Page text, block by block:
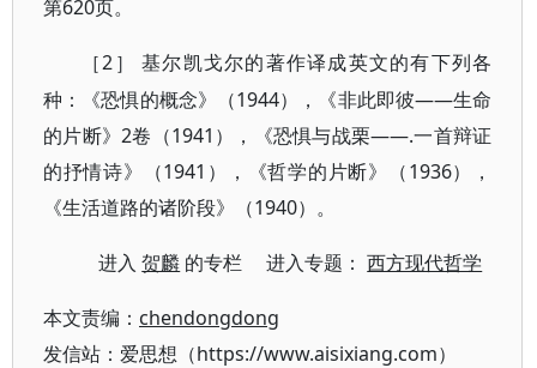
第620页。
［2 ］
基尔凯戈尔的著作译成英文的有下列各
种：《恐惧的概念》（1944），《非此即彼——生命
的片断》2卷（1941），《恐惧与战栗——.一首辩证
的抒情诗》（1941），《哲学的片断》（1936），
《生活道路的诸阶段》（1940）。
进入贺麟 的专栏 进入专题：西方现代哲学
本文责编： chendongdong
发信站：爱思想（https://www.aisixiang.com）